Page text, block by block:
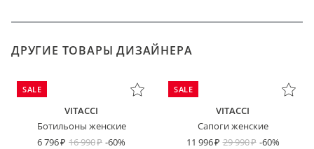
ДРУГИЕ ТОВАРЫ ДИЗАЙНЕРА
SALE
VITACCI
Ботильоны женские
6 796
16 990 -60%
SALE
VITACCI
Сапоги женские
11 996
29 990 -60%